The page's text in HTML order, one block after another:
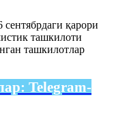
қарори
ташкилоти
ташкилотлар
Telegram-